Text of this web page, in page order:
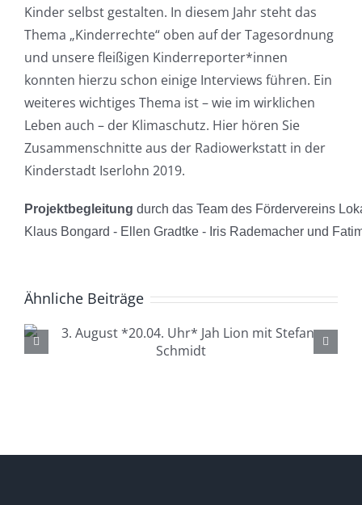
Kinder selbst gestalten. In diesem Jahr steht das
Thema „Kinderrechte“ oben auf der Tagesordnung
und unsere fleißigen Kinderreporter*innen
konnten hierzu schon einige Interviews führen. Ein
weiteres wichtiges Thema ist – wie im wirklichen
Leben auch – der Klimaschutz. Hier hören Sie
Zusammenschnitte aus der Radiowerkstatt in der
Kinderstadt Iserlohn 2019.
Projektbegleitung durch das Team des Fördervereins
Klaus Bongard - Ellen Gradtke - Iris Rademacher und
Ähnliche Beiträge
4. August *20.04. Uhr*
Lüdenscheid Live mit Ingo